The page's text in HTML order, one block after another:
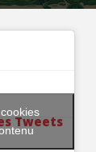
Tweets